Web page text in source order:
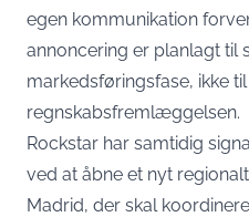
egen kommunikation
annoncering er planlagt til
markedsføringsfase, ikke
regnskabsfremlæggelsen.
Rockstar har samtidig
ved at åbne et nyt
Madrid, der skal